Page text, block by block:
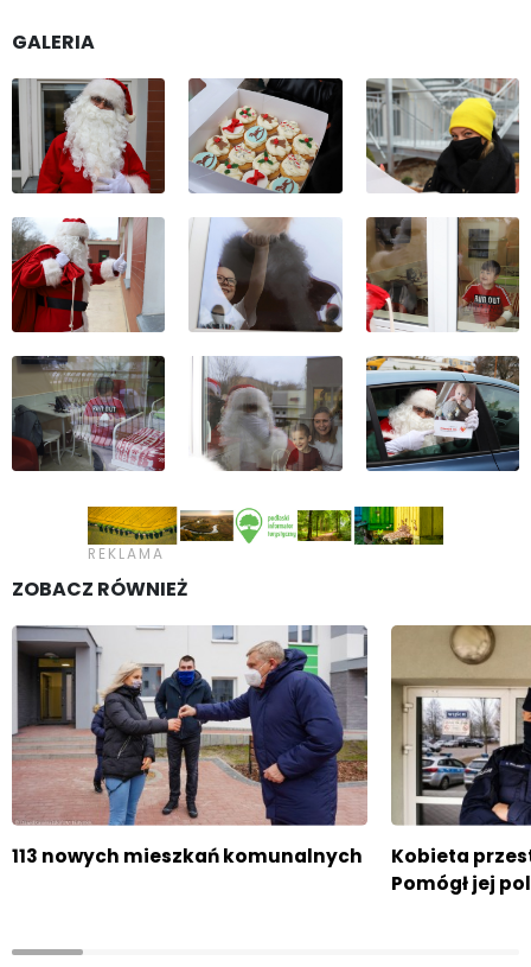
GALERIA
ZOBACZ RÓWNIEŻ
113 nowych mieszkań komunalnych
Kobieta
Pomógł jej